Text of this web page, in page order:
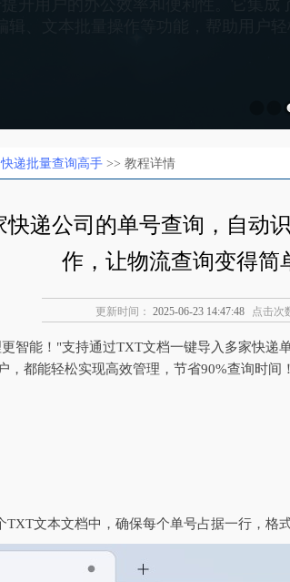
快递批量查询高手 >> 教程详情
递公司的单号查询，自动
作，让物流查询变得简
更新时间： 2025-06-23 14:47:48 点击次
能！"‌支持通过TXT文档一键导入多家快递
，都能轻松实现高效管理，节省90%查询时间！
文本文档中，确保每个单号占据一行，格